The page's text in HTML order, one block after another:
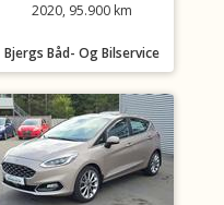
2020, 95.900 km
Bjergs Båd- Og Bilservice